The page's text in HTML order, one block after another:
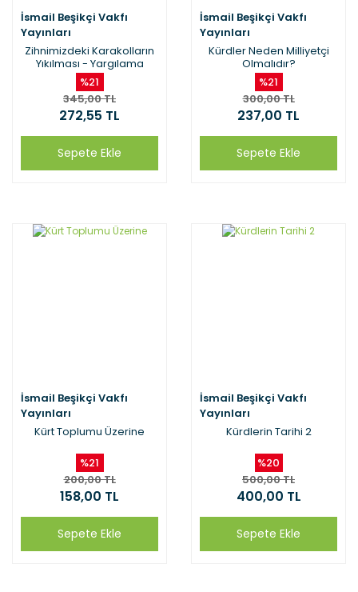
İsmail Beşikçi Vakfı
Yayınları
Zihnimizdeki Karakolların
Yıkılması - Yargılama
Süreçleri ve Özgürleşme
%21
345,00 TL
272,55 TL
Sepete Ekle
İsmail Beşikçi Vakfı
Yayınları
Kürdler Neden Milliyetçi
Olmalıdır?
%21
300,00 TL
237,00 TL
Sepete Ekle
İsmail Beşikçi Vakfı
Yayınları
Kürt Toplumu Üzerine
%21
200,00 TL
158,00 TL
Sepete Ekle
İsmail Beşikçi Vakfı
Yayınları
Kürdlerin Tarihi 2
%20
500,00 TL
400,00 TL
Sepete Ekle